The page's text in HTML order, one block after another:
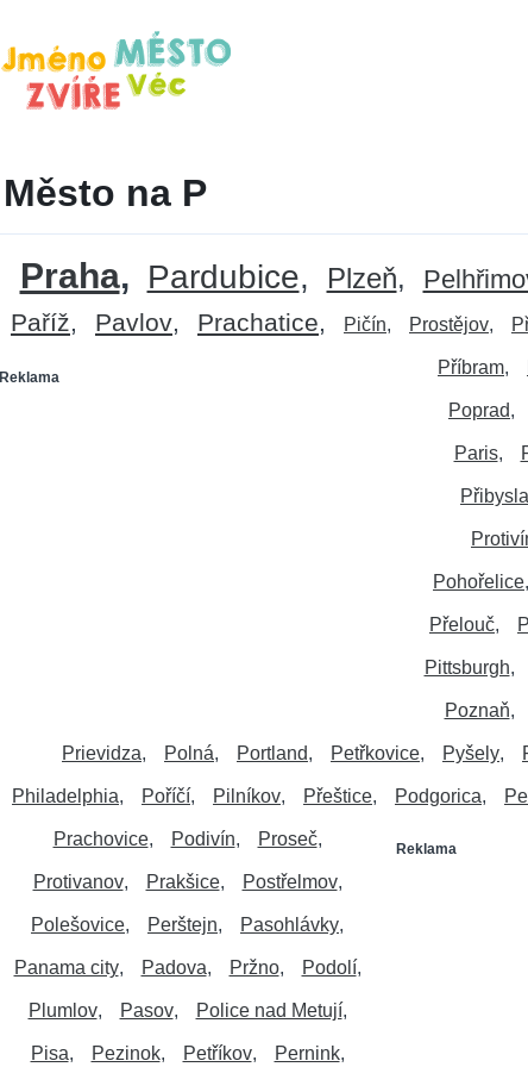
Město na P
Praha Pardubice Plzeň
Paříž
Pavlov Prachatice Pičín Prostějov
Příbram
Reklama
Poprad
Paris
Pohořelice
Přelouč
Pittsburgh
Poznaň
Prievidza Polná Portland Petřkovice Pyšely
Philadelphia Poříčí Pilníkov Přeštice Podgorica
Reklama
Prachovice Podivín Proseč
Protivanov Prakšice Postřelmov
Polešovice Perštejn Pasohlávky
Panama city Padova Pržno Podolí
Plumlov Pasov Police nad Metují
Pisa Pezinok Petříkov Pernink